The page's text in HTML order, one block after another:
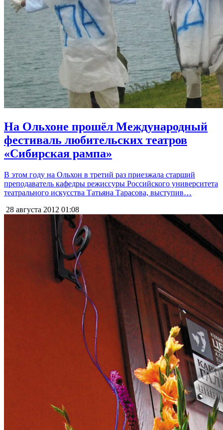
На Ольхоне прошёл Международный
фестиваль любительских театров
«Сибирская рампа»
В этом году на Ольхон в третий раз приезжала старший
преподаватель кафедры режиссуры Российского университета
театрального искусства Татьяна Тарасова, выступив…
28 августа 2012 01:08